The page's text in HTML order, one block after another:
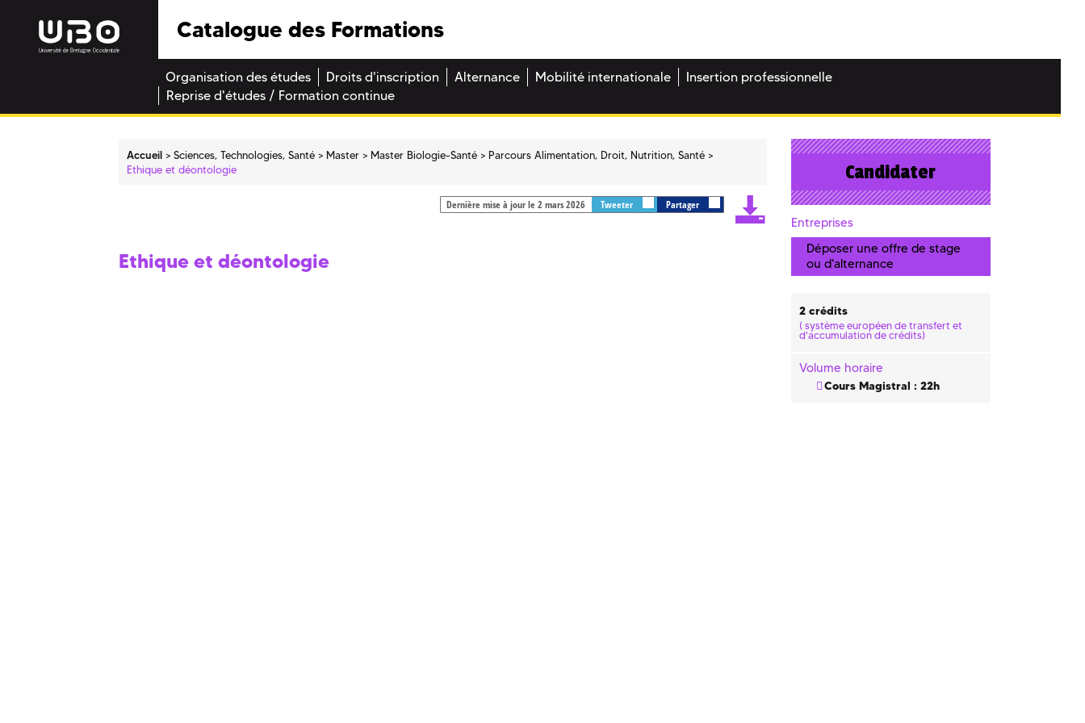
Catalogue des Formations
Organisation des études Droits d'inscription Alternance Mobilité internationale
Insertion professionnelle
Reprise d'études / Formation continue
Accueil Sciences, Technologies, Santé Master Master Biologie-Santé
Parcours Alimentation, Droit, Nutrition, Santé
Ethique et déontologie
Dernière mise à jour le 2 mars 2026 Tweeter Partager
Ethique et déontologie
Candidater
Entreprises
Déposer une offre de stage
ou d'alternance
2 crédits
( système européen de transfert et
d'accumulation de crédits)
Volume horaire
Cours Magistral : 22h